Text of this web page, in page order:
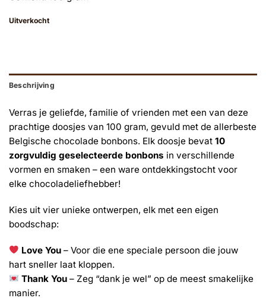
Uitverkocht
Beschrijving
Verras je geliefde, familie of vrienden met een van deze
prachtige doosjes van 100 gram, gevuld met de allerbeste
Belgische chocolade bonbons. Elk doosje bevat 10
zorgvuldig geselecteerde bonbons in verschillende
vormen en smaken – een ware ontdekkingstocht voor
elke chocoladeliefhebber!
Kies uit vier unieke ontwerpen, elk met een eigen
boodschap:
Love You – Voor die ene speciale persoon die jouw
hart sneller laat kloppen.
Thank You – Zeg “dank je wel” op de meest smakelijke
manier.